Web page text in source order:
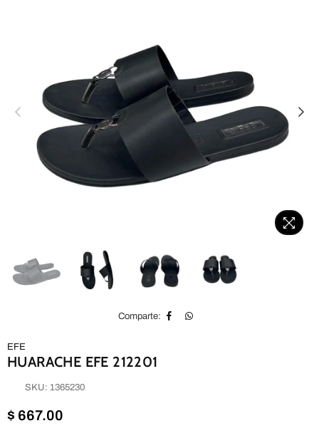
Comparte:
EFE
HUARACHE EFE 212201
SKU: 1365230
Precio
$ 667.00